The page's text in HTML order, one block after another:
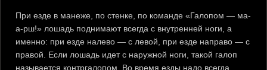
При езде в манеже, по стенке, по команде «Галопом — ма-
а-рш!» лошадь поднимают всегда с внутренней ноги, а
именно: при езде налево — с левой, при езде направо — с
правой. Если лошадь идет с наружной ноги, такой галоп
называется контргалопом. Во время езды надо всегда